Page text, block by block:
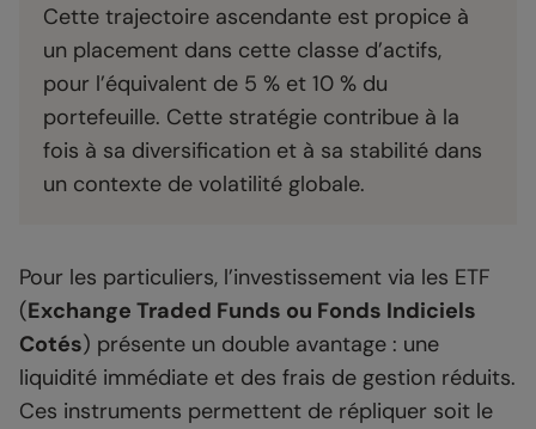
Cette trajectoire ascendante est propice à
un placement dans cette classe d’actifs,
pour l’équivalent de 5 % et 10 % du
portefeuille. Cette stratégie contribue à la
fois à sa diversification et à sa stabilité dans
un contexte de volatilité globale.
Pour les particuliers, l’investissement via les ETF
(Exchange Traded Funds ou Fonds Indiciels
Cotés) présente un double avantage : une
liquidité immédiate et des frais de gestion réduits.
Ces instruments permettent de répliquer soit le